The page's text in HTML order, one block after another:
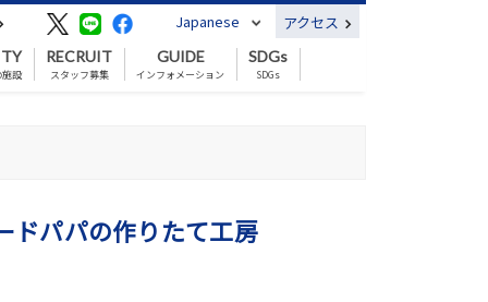
Japanese アクセス
施設
RECRUIT
スタッフ募集
GUIDE
インフォメーション
SDGs
SDGs
ドパパの作りたて工房